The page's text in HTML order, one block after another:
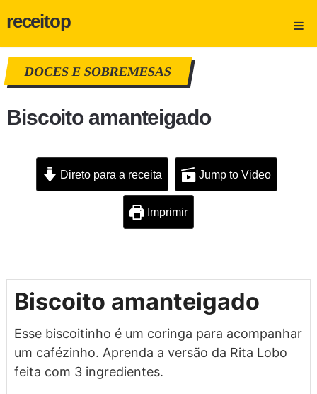
receitop
DOCES E SOBREMESAS
Biscoito amanteigado
Direto para a receita Jump to Video
Imprimir
Biscoito amanteigado
Esse biscoitinho é um coringa para acompanhar
um cafézinho. Aprenda a versão da Rita Lobo
feita com 3 ingredientes.